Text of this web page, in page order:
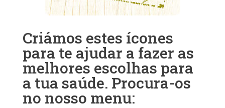
Criámos estes ícones
para te ajudar a fazer as
melhores escolhas para
a tua saúde. Procura-os
no nosso menu: